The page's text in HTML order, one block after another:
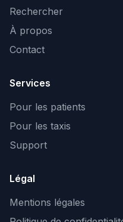
Rechercher
À propos
Contact
Services
Pour les patients
Pour les taxis
Support
Légal
Mentions légales